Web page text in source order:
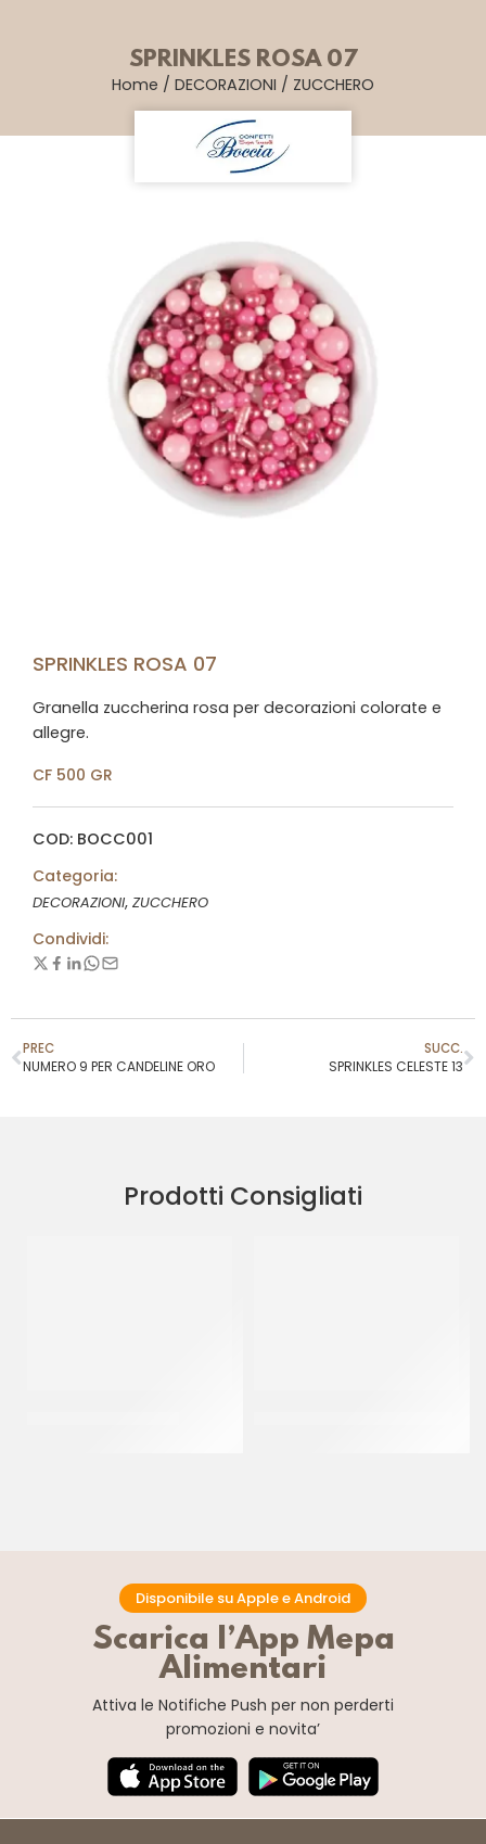
SPRINKLES ROSA 07
Home / DECORAZIONI / ZUCCHERO
SPRINKLES ROSA 07
Granella zuccherina rosa per decorazioni colorate e
allegre.
CF 500 GR
COD: BOCC001
Categoria:
DECORAZIONI, ZUCCHERO
Condividi:
PREC
NUMERO 9 PER CANDELINE ORO
SUCC.
SPRINKLES CELESTE 13
Prodotti Consigliati
Disponibile su Apple e Android
Scarica l’App Mepa
Alimentari
Attiva le Notifiche Push per non perderti
promozioni e novita’